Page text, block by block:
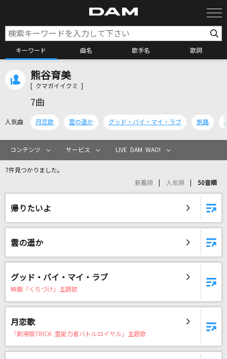
キーワード 曲名 歌手名 歌詞
カラオケリクエスト
だれかの心臓になれたなら
ユリイ・カノン
KARA
[生音]白い恋人達
桑田佳祐
君がドアを閉めた後
熊谷育美
[ クマガイイクミ ]
7曲
人気曲 月恋歌 雲の遥か グッド・バイ・マイ・ラブ 旅路
コンテンツ サービス LIVE DAM WAO!
7件見つかりました。
新着順 人気順 50音順
帰りたいよ
雲の遥か
グッド・バイ・マイ・ラブ
映画「くちづけ」主題歌
月恋歌
「劇場版TRICK 霊能力者バトルロイヤル」主題歌